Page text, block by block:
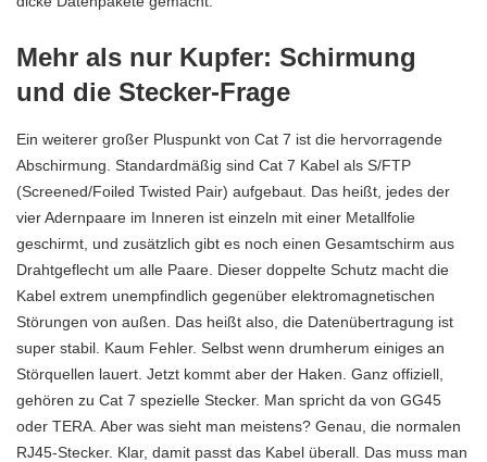
Mehr als nur Kupfer: Schirmung
und die Stecker-Frage
Ein weiterer großer Pluspunkt von Cat 7 ist die hervorragende
Abschirmung. Standardmäßig sind Cat 7 Kabel als S/FTP
(Screened/Foiled Twisted Pair) aufgebaut. Das heißt, jedes der
vier Adernpaare im Inneren ist einzeln mit einer Metallfolie
geschirmt, und zusätzlich gibt es noch einen Gesamtschirm aus
Drahtgeflecht um alle Paare . Dieser doppelte Schutz macht die
Kabel extrem unempfindlich gegenüber elektromagnetischen
Störungen von außen. Das heißt also, die Datenübertragung ist
super stabil. Kaum Fehler. Selbst wenn drumherum einiges an
Störquellen lauert. Jetzt kommt aber der Haken. Ganz offiziell,
gehören zu Cat 7 spezielle Stecker. Man spricht da von GG45
oder TERA. Aber was sieht man meistens? Genau, die normalen
RJ45-Stecker. Klar, damit passt das Kabel überall. Das muss man